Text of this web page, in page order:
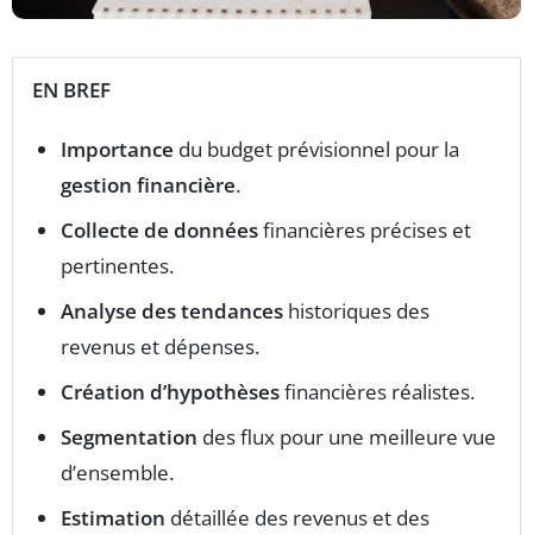
EN BREF
Importance du budget prévisionnel pour la
gestion financière.
Collecte de donnéesfinancières précises et
pertinentes.
Analyse des tendances historiques des
revenus et dépenses.
Création d’hypothèsesfinancières réalistes.
Segmentation des flux pour une meilleure vue
d’ensemble.
Estimation détaillée des revenus et des